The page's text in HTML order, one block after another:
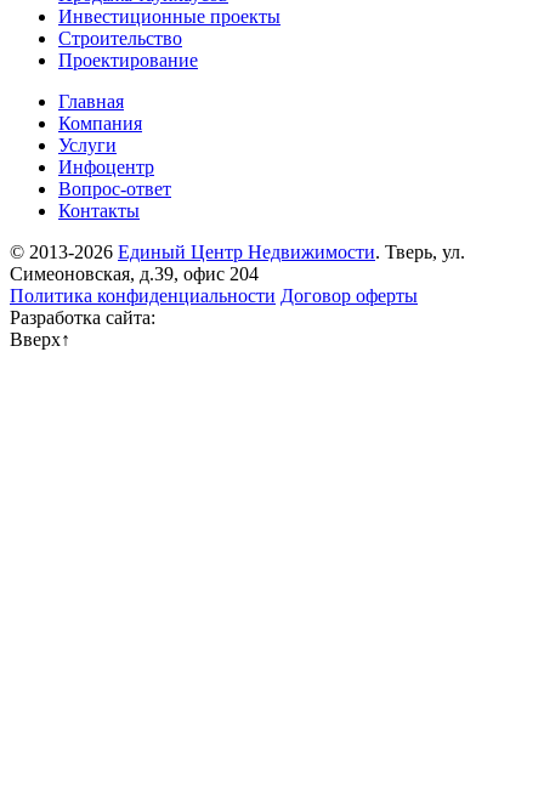
Инвестиционные проекты
Строительство
Проектирование
Главная
Компания
Услуги
Инфоцентр
Вопрос-ответ
Контакты
© 2013-2026 Единый Центр Недвижимости. Тверь, ул.
Симеоновская, д.39, офис 204
Политика конфиденциальности Договор оферты
Разработка сайта:
Вверх↑